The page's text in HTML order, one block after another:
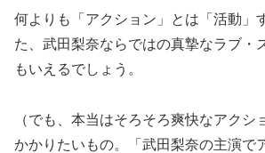
何よりも「アクション」とは「活動」
た、武田梨奈ならではの真摯なラブ・
もいえるでしょう。
（でも、本当はそろそろ爽快なアクシ
かかりたいもの。「武田梨奈の主演で